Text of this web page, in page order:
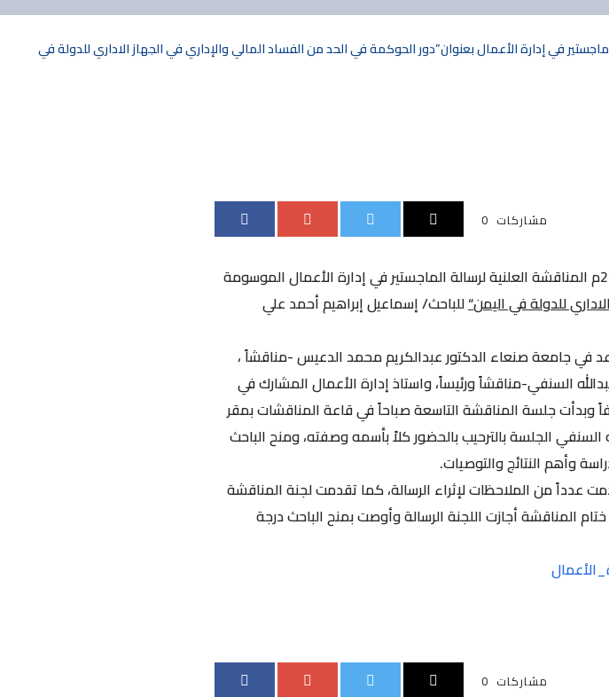
في إدارة الأعمال بعنوان”دور الحوكمة في الحد من الفساد المالي والإداري في الجهاز الاداري للدولة في
0 مشاركات
عقدت الأكاديمية اليمنية صباح اليوم الاحد الموافق 18-05-2025م المناقشة العلنية لرسالة الماجستير في إدارة الأعمال الموسومة
للدولة في اليمن“للباحث/ إسماعيل إبراهيم أحمد علي
في جامعة صنعاء الدكتور عبدالكريم محمد الدعيس -مناقشاً ،
السنفي-مناقشاً ورئيساً، واستاذ إدارة الأعمال المشارك في
وبدأت جلسة المناقشة التاسعة صباحاً في قاعة المناقشات بمقر
السنفي الجلسة بالترحيب بالحضور كلاً بأسمه وصفته، ومنح الباحث
وأهم النتائج والتوصيات.
عدداً من الملاحظات لإثراء الرسالة، كما تقدمت لجنة المناقشة
المناقشة أجازت اللجنة الرسالة وأوصت بمنح الباحث درجة
0 مشاركات